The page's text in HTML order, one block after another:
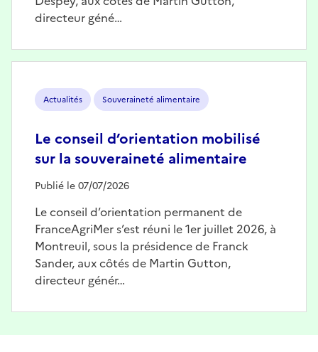
directeur géné…
Actualités Souveraineté alimentaire
Le conseil d’orientation mobilisé
sur la souveraineté alimentaire
Publié le 07/07/2026
Le conseil d’orientation permanent de
FranceAgriMer s’est réuni le 1er juillet 2026, à
Montreuil, sous la présidence de Franck
Sander, aux côtés de Martin Gutton,
directeur génér…